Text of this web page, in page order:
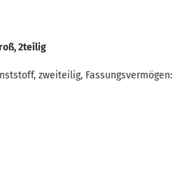
2teilig
zweiteilig, Fassungsvermögen: